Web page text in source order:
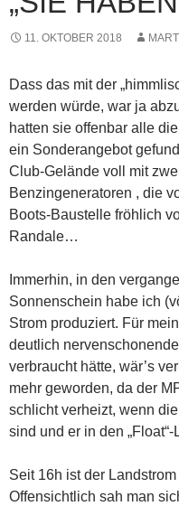
11. OKTOBER 2018
Dass das mit der
werden würde, war ja
hatten sie offenbar alle
ein Sonderangebot
Club-Gelände voll mit
Benzingeneratoren , die
Boots-Baustelle fröhlich
Randale…
Immerhin, in den
Sonnenschein habe ich
Strom produziert. Für
deutlich
verbraucht hätte, wär’s
mehr geworden, da der
schlicht verheizt, wenn
sind und er in den
Seit 16h ist der
Offensichtlich sah man